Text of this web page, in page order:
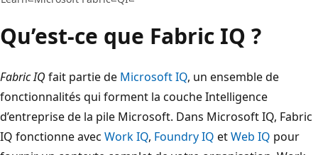
Qu’est-ce que Fabric IQ ?
Fabric IQ fait partie de Microsoft IQ, un ensemble de
fonctionnalités qui forment la couche Intelligence
d’entreprise de la pile Microsoft. Dans Microsoft IQ, Fabric
IQ fonctionne avec Work IQ, Foundry IQ etWeb IQ pour